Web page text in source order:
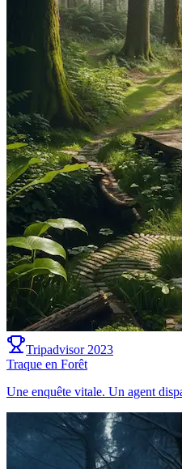
Tripadvisor 2023
Traque en Forêt
Une enquête vitale. Un agent